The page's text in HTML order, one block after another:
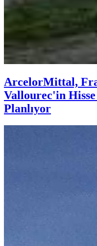
ArcelorMittal,
Vallourec'in
Planlıyor